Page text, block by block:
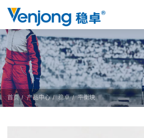
首页 产品中心 稳卓 平衡块